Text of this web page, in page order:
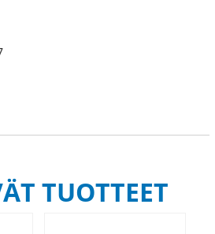
TUOTTEET